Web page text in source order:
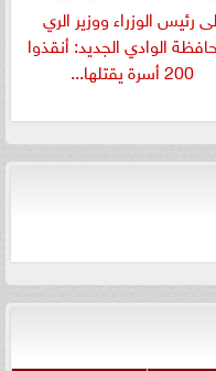
رئيس الوزراء ووزير الري
الوادي الجديد: أنقذوا
200 أسرة يقتلها...